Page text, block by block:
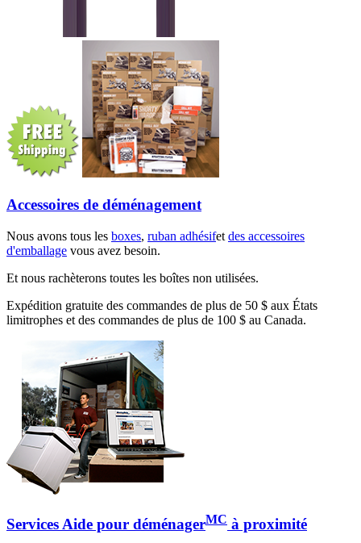
Accessoires de déménagement
Nous avons tous les boxes, ruban adhésifet des accessoires
d'emballage vous avez besoin.
Et nous rachèterons toutes les boîtes non utilisées.
Expédition gratuite des commandes de plus de 50 $ aux États
limitrophes et des commandes de plus de 100 $ au Canada.
Services Aide pour déménagerMC à proximité